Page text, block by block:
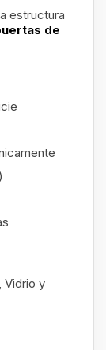
estructura
de
Vidrio y